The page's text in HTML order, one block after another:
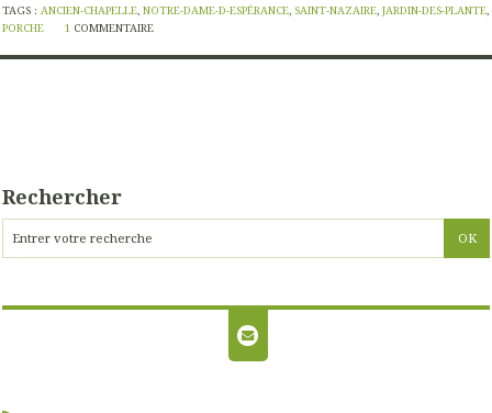
TAGS : ANCIEN-CHAPELLE NOTRE-DAME-D-ESPÉRANCE SAINT-NAZAIRE JARDIN-DES-PLANTE
PORCHE
1 COMMENTAIRE
Rechercher